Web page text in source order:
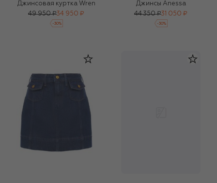
Джинсовая куртка Wren
49 950 ₽34 950 ₽
-30%
Джинсы Anessa
44 350 ₽31 050 ₽
-30%